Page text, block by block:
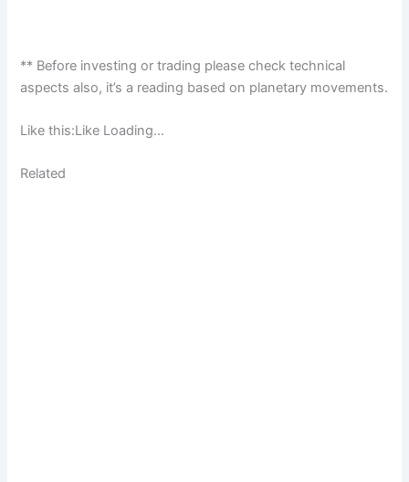
** Before investing or trading please check technical
aspects also, it’s a reading based on planetary movements.
Like this:Like Loading…
Related